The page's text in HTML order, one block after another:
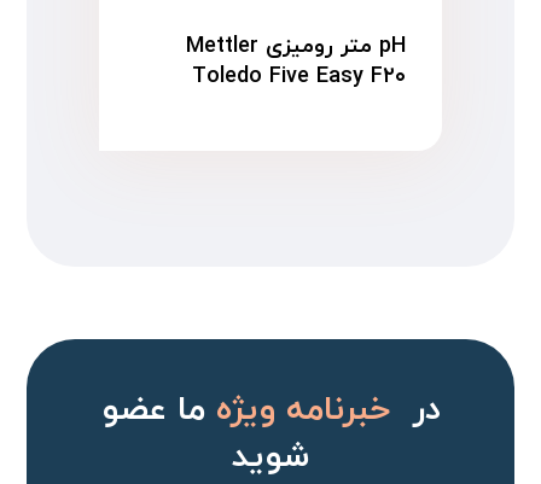
pH متر رومیزی Mettler
Toledo Five Easy F۲۰
درخبرنامه ویژهما عضو
شوید